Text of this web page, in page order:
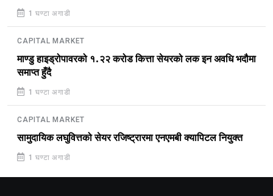
1 घण्टा अगाडी
CAPITAL MARKET
माण्डु हाइड्रोपावरको १.२२ करोड कित्ता सेयरको लक इन अवधि भदौमा
समाप्त हुँदै
1 घण्टा अगाडी
CAPITAL MARKET
सामुदायिक लघुवित्तको सेयर रजिष्ट्रारमा एनएमबी क्यापिटल नियुक्त
1 घण्टा अगाडी